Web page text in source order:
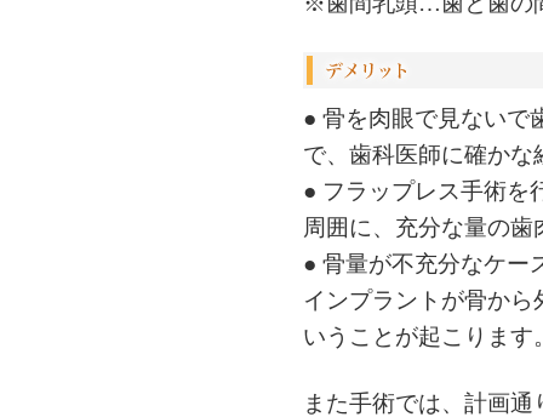
● 骨を肉眼で見ないで
で、歯科医師に確か
● フラップレス手術を
周囲に、充分な量の
● 骨量が不充分なケー
インプラントが骨か
いうことが起こります
また手術では、計画